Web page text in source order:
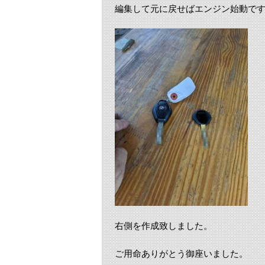
編集して元に戻せばエンジン始動で
右側を作成致しました。
ご用命ありがとう御座いました。